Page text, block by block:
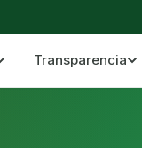
· Pastaza ·
Transparencia